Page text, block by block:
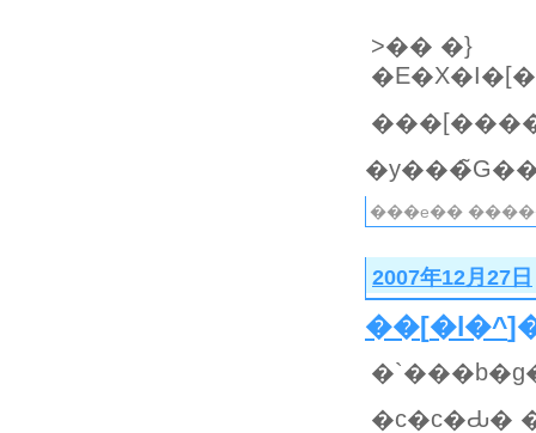
>�� �}
���e��
2007年12月27日
��[�l�^
�c�c�Ԃ�